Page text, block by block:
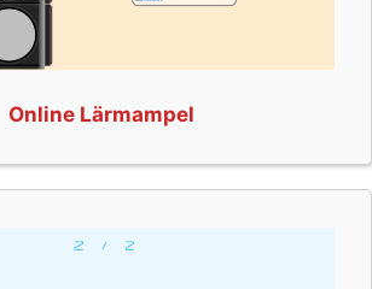
Online Lärmampel